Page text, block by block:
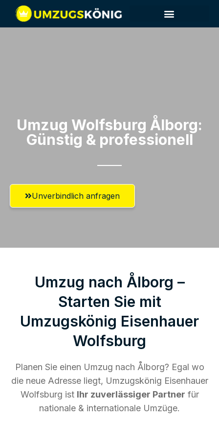
Umzug Wolfsburg​ Ålborg:
Günstig & professionell​
Unverbindlich anfragen
Umzug nach Ålborg –
Starten Sie mit
Umzugskönig Eisenhauer
Wolfsburg
Planen Sie einen Umzug nach Ålborg? Egal wo
die neue Adresse liegt, Umzugskönig Eisenhauer
Wolfsburg ist Ihr zuverlässiger Partner für
nationale & internationale Umzüge.